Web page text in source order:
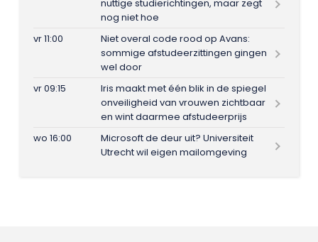
nuttige studierichtingen, maar zegt
nog niet hoe
vr 11:00
Niet overal code rood op Avans:
sommige afstudeerzittingen gingen
wel door
vr 09:15
Iris maakt met één blik in de spiegel
onveiligheid van vrouwen zichtbaar
en wint daarmee afstudeerprijs
wo 16:00
Microsoft de deur uit? Universiteit
Utrecht wil eigen mailomgeving